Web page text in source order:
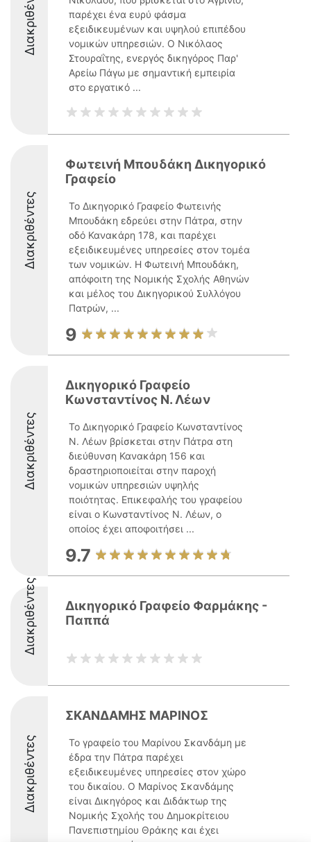
Διακριθέντες
παρέχει ένα ευρύ φάσμα
εξειδικευμένων και υψηλού επιπέδου
νομικών υπηρεσιών. Ο Νικόλαος
Στουραΐτης, ενεργός δικηγόρος Παρ'
Αρείω Πάγω με σημαντική εμπειρία
στο εργατικό ...
Διακριθέντες
Φωτεινή Μπουδάκη Δικηγορικό
Γραφείο
Το Δικηγορικό Γραφείο Φωτεινής
Μπουδάκη εδρεύει στην Πάτρα, στην
οδό Κανακάρη 178, και παρέχει
εξειδικευμένες υπηρεσίες στον τομέα
των νομικών. Η Φωτεινή Μπουδάκη,
απόφοιτη της Νομικής Σχολής Αθηνών
και μέλος του Δικηγορικού Συλλόγου
Πατρών, ...
9
Διακριθέντες
Δικηγορικό Γραφείο
Κωνσταντίνος Ν. Λέων
Το Δικηγορικό Γραφείο Κωνσταντίνος
Ν. Λέων βρίσκεται στην Πάτρα στη
διεύθυνση Κανακάρη 156 και
δραστηριοποιείται στην παροχή
νομικών υπηρεσιών υψηλής
ποιότητας. Επικεφαλής του γραφείου
είναι ο Κωνσταντίνος Ν. Λέων, ο
οποίος έχει αποφοιτήσει ...
9.7
Διακριθέντες
Δικηγορικό Γραφείο Φαρμάκης -
Παππά
Διακριθέντες
ΣΚΑΝΔΑΜΗΣ ΜΑΡΙΝΟΣ
Το γραφείο του Μαρίνου Σκανδάμη με
έδρα την Πάτρα παρέχει
εξειδικευμένες υπηρεσίες στον χώρο
του δικαίου. Ο Μαρίνος Σκανδάμης
είναι Δικηγόρος και Διδάκτωρ της
Νομικής Σχολής του Δημοκρίτειου
Πανεπιστημίου Θράκης και έχει